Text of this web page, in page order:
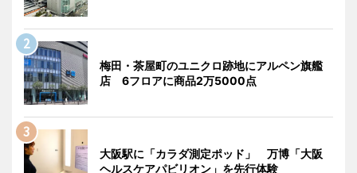
梅田・茶屋町のユニクロ跡地にアルペン旗艦
店 6フロアに商品2万5000点
大阪駅に「カラダ測定ポッド」 万博「大阪
ヘルスケアパビリオン」を先行体験